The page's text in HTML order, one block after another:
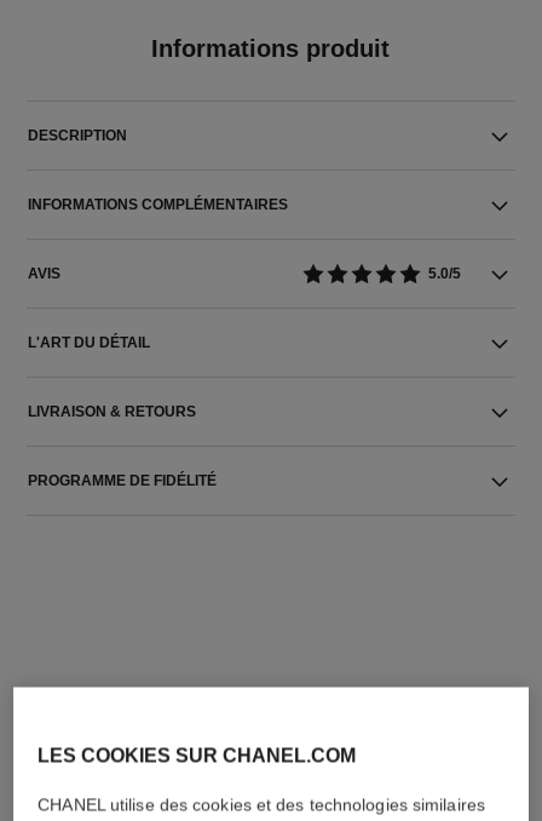
Informations produit
DESCRIPTION
INFORMATIONS COMPLÉMENTAIRES
AVIS 5.0/5
L'ART DU DÉTAIL
LIVRAISON & RETOURS
PROGRAMME DE FIDÉLITÉ
LES COOKIES SUR CHANEL.COM
CHANEL utilise des cookies et des technologies similaires